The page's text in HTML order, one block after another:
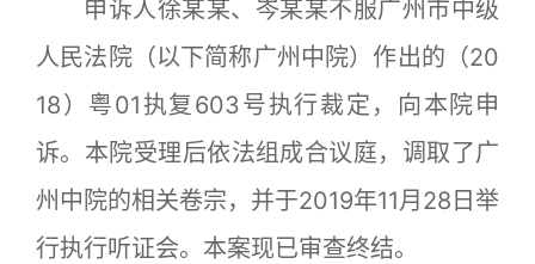
申诉人徐某某、岑某某不服广州市中级
人民法院（以下简称广州中院）作出的（20
18）粤01执复603号执行裁定，向本院申
诉。本院受理后依法组成合议庭，调取了广
州中院的相关卷宗，并于2019年11月28日举
行执行听证会。本案现已审查终结。